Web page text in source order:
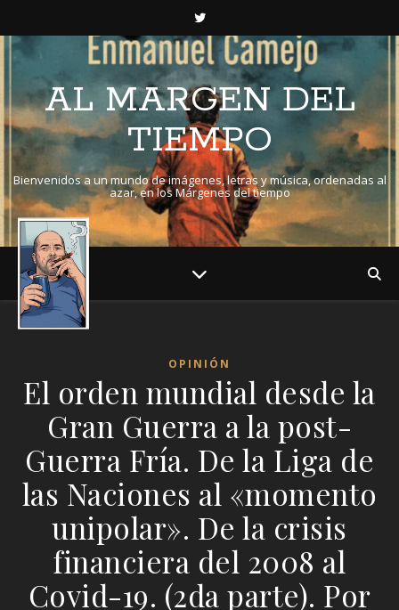
AL MARGEN DEL
TIEMPO
Bienvenidos a un mundo de imágenes, letras y música, ordenadas al
azar, en los Márgenes del tiempo
OPINIÓN
El orden mundial desde la
Gran Guerra a la post-
Guerra Fría. De la Liga de
las Naciones al «momento
unipolar». De la crisis
financiera del 2008 al
Covid-19. (2da parte). Por